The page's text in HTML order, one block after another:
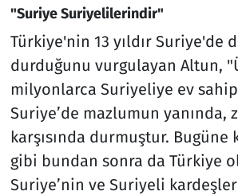
"Suriye Suriyelilerindir"
Türkiye'nin 13 yıldır Suriye'de
durduğunu vurgulayan Altun,
milyonlarca Suriyeliye ev
Suriye’de mazlumun yanında,
karşısında durmuştur. Bugüne
gibi bundan sonra da Türkiye
Suriye’nin ve Suriyeli